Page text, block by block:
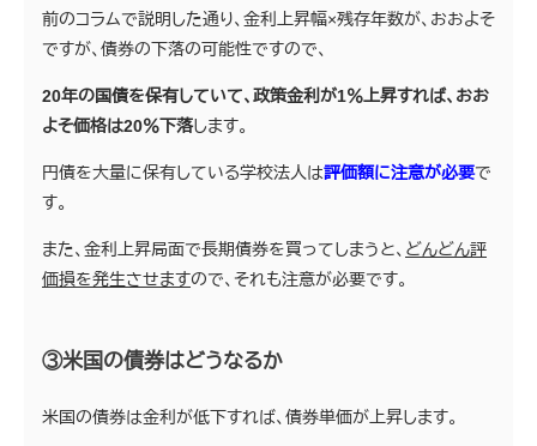
前のコラムで説明した通り、金利上昇幅×残存年数が、おおよそ
ですが、債券の下落の可能性ですので、
20年の国債を保有していて、政策金利が1％上昇すれば、おお
よそ価格は20％下落します。
円債を大量に保有している学校法人は評価額に注意が必要で
す。
また、金利上昇局面で長期債券を買ってしまうと、 どんどん評
価損を発生させますので、それも注意が必要です。
③米国の債券はどうなるか
米国の債券は金利が低下すれば、債券単価が上昇します。